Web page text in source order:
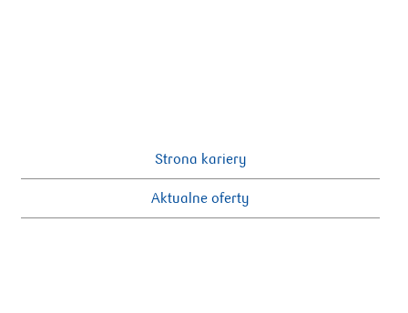
Strona kariery
Aktualne oferty